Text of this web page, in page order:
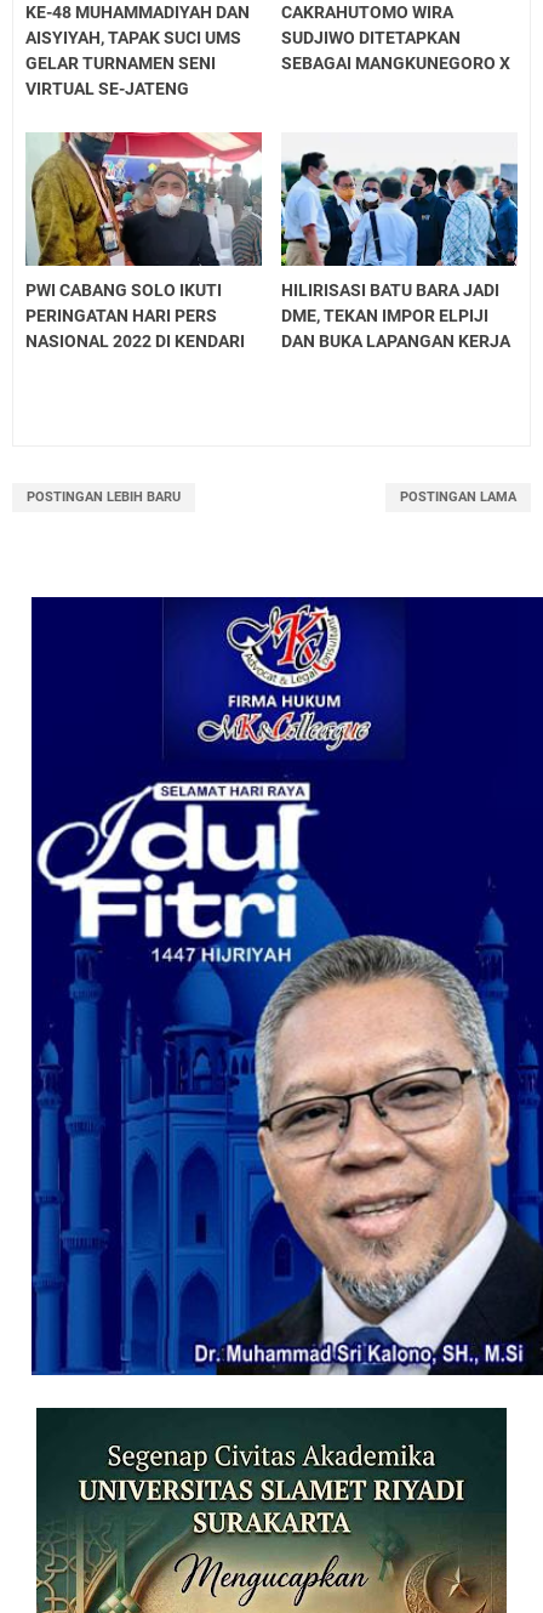
KE-48 MUHAMMADIYAH DAN
AISYIYAH, TAPAK SUCI UMS
GELAR TURNAMEN SENI
VIRTUAL SE-JATENG
CAKRAHUTOMO WIRA
SUDJIWO DITETAPKAN
SEBAGAI MANGKUNEGORO X
PWI CABANG SOLO IKUTI
PERINGATAN HARI PERS
NASIONAL 2022 DI KENDARI
HILIRISASI BATU BARA JADI
DME, TEKAN IMPOR ELPIJI
DAN BUKA LAPANGAN KERJA
POSTINGAN LEBIH BARU POSTINGAN LAMA